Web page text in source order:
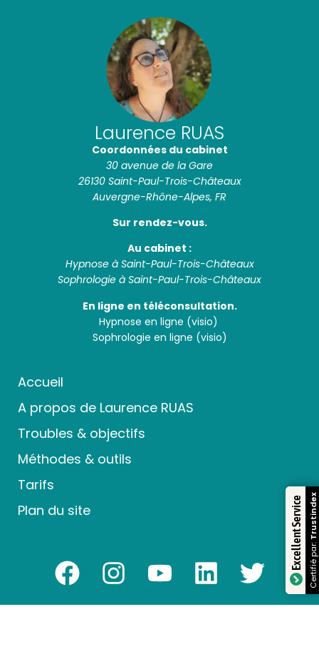
Laurence RUAS
Coordonnées du cabinet
30 avenue de la Gare
26130 Saint-Paul-Trois-Châteaux
Auvergne-Rhône-Alpes, FR
Sur rendez-vous.
Au cabinet :
Hypnose à Saint-Paul-Trois-Châteaux
Sophrologie à Saint-Paul-Trois-Châteaux
En ligne en téléconsultation.
Hypnose en ligne (visio)
Sophrologie en ligne (visio)
Accueil
A propos de Laurence RUAS
Troubles & objectifs
Méthodes & outils
Tarifs
Plan du site
Excellent ServiceCertifié par:
Trustindex